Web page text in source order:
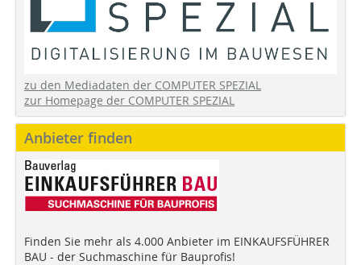
zu den Mediadaten der COMPUTER SPEZIAL
zur Homepage der COMPUTER SPEZIAL
Anbieter finden
Finden Sie mehr als 4.000 Anbieter im EINKAUFSFÜHRER
BAU - der Suchmaschine für Bauprofis!